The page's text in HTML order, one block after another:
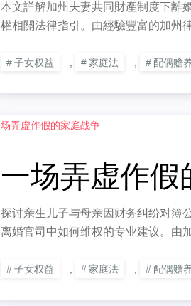
本文詳解加州夫妻共同財產制度下離
權相關法律指引。由經驗豐富的加州
子女权益 , 家庭法 , 配偶赡
一场弄虚作假
探讨亲生儿子与母亲因财务纠纷对簿
离婚官司中如何维权的专业建议。由
子女权益 家庭法 配偶赡